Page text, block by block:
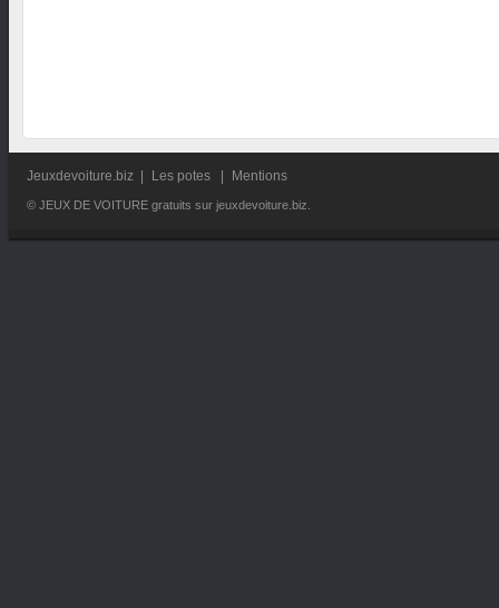
Jeuxdevoiture.biz Les potes Mentions
© JEUX DE VOITURE gratuits sur jeuxdevoiture.biz.